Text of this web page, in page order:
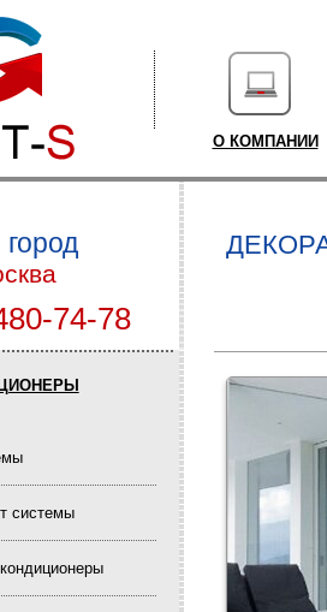
О КОМПАНИИ
74-78
системы